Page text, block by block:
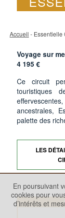
Accueil - Essentielle
Voyage sur
4 195 €
Ce circuit
touristiques
ancestrales,
palette des
LES
En poursuivant
cookies pour
d’intérêts et